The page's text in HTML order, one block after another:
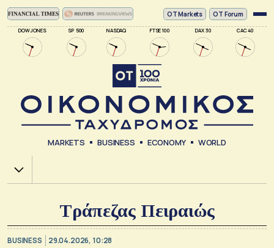
DOW JONES SP 500 NASDAQ FTSE 100 DAX 30 CAC 40
ΟΤ Markets OT Forum
MARKETS BUSINESS ECONOMY WORLD
Χ.Α.
Τράπεζας Πειραιώς
BUSINESS 29.04.2026, 10:28